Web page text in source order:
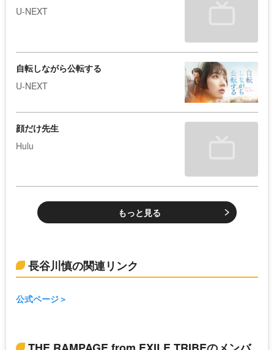
U-NEXT
自転しながら公転する
U-NEXT
顔だけ先生
Hulu
もっと見る
長谷川慎の関連リンク
公式ページ